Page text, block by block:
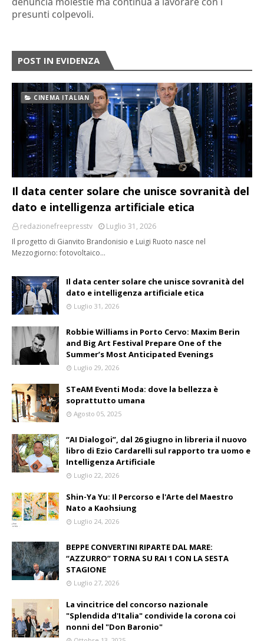
presunti colpevoli.
POST IN EVIDENZA
CINEMA ITALIAN
Il data center solare che unisce sovranità del
dato e intelligenza artificiale etica
redazionefreepresstv
Luglio 31, 2026
Il progetto di Gianvito Brandonisio e Luigi Ruoto nasce nel
Mezzogiorno: fotovoltaico…
Il data center solare che unisce sovranità del
dato e intelligenza artificiale etica
Luglio 31, 2026
Robbie Williams in Porto Cervo: Maxim Berin
and Big Art Festival Prepare One of the
Summer’s Most Anticipated Evenings
Luglio 29, 2026
STeAM Eventi Moda: dove la bellezza è
soprattutto umana
Agosto 05, 2025
“AI Dialogoi”, dal 26 giugno in libreria il nuovo
libro di Ezio Cardarelli sul rapporto tra uomo e
Intelligenza Artificiale
Luglio 22, 2026
Shin-Ya Yu: Il Percorso e l'Arte del Maestro
Nato a Kaohsiung
Luglio 24, 2026
BEPPE CONVERTINI RIPARTE DAL MARE:
“AZZURRO” TORNA SU RAI 1 CON LA SESTA
STAGIONE
Luglio 27, 2026
La vincitrice del concorso nazionale
"Splendida d'Italia" condivide la corona coi
nonni del "Don Baronio"